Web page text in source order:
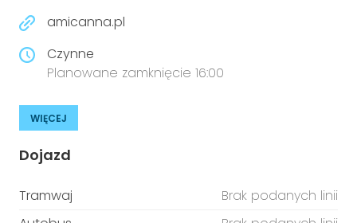
amicanna.pl
Czynne
Planowane zamknięcie 16:00
WIĘCEJ
Dojazd
Tramwaj
Brak podanych linii